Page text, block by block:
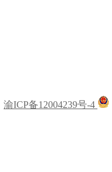
渝ICP备12004239号-4